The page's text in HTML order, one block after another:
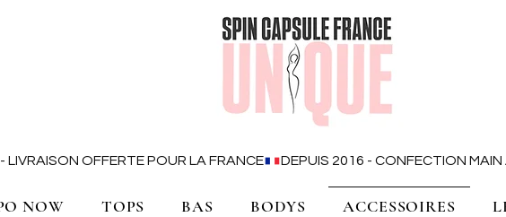
OFFERTE POUR LA FRANCE
NOW TOPS BAS BODYS ACCESSOIRES